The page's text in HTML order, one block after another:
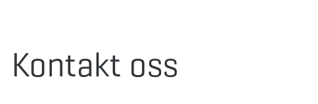
Kontakt oss